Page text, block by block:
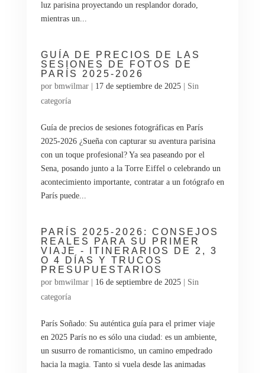
luz parisina proyectando un resplandor dorado,
mientras un...
GUÍA DE PRECIOS DE LAS
SESIONES DE FOTOS DE
PARÍS 2025-2026
por bmwilmar| 17 de septiembre de 2025| Sin
categoría
Guía de precios de sesiones fotográficas en París
2025-2026 ¿Sueña con capturar su aventura parisina
con un toque profesional? Ya sea paseando por el
Sena, posando junto a la Torre Eiffel o celebrando un
acontecimiento importante, contratar a un fotógrafo en
París puede...
PARÍS 2025-2026: CONSEJOS
REALES PARA SU PRIMER
VIAJE - ITINERARIOS DE 2, 3
O 4 DÍAS Y TRUCOS
PRESUPUESTARIOS
por bmwilmar| 16 de septiembre de 2025| Sin
categoría
París Soñado: Su auténtica guía para el primer viaje
en 2025 París no es sólo una ciudad: es un ambiente,
un susurro de romanticismo, un camino empedrado
hacia la magia. Tanto si vuela desde las animadas